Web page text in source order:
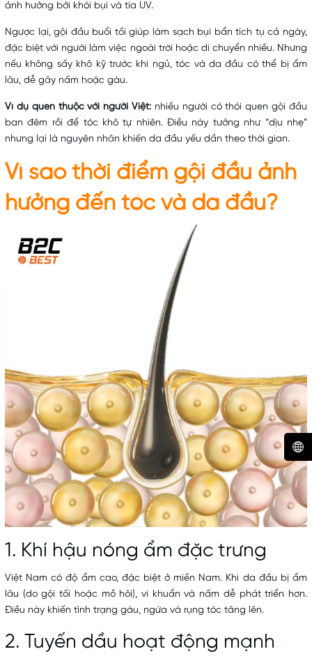
ảnh hưởng bởi khói bụi và tia UV.
Ngược lại, gội đầu buổi tối giúp làm sạch bụi bẩn tích tụ cả ngày,
đặc biệt với người làm việc ngoài trời hoặc di chuyển nhiều. Nhưng
nếu không sấy khô kỹ trước khi ngủ, tóc và da đầu có thể bị ẩm
lâu, dễ gây nấm hoặc gàu.
Ví dụ quen thuộc với người Việt: nhiều người có thói quen gội đầu
ban đêm rồi để tóc khô tự nhiên. Điều này tưởng như “dịu nhẹ”
nhưng lại là nguyên nhân khiến da đầu yếu dần theo thời gian.
Vì sao thời điểm gội đầu ảnh
hưởng đến tóc và da đầu?
1. Khí hậu nóng ẩm đặc trưng
Việt Nam có độ ẩm cao, đặc biệt ở miền Nam. Khi da đầu bị ẩm
lâu (do gội tối hoặc mồ hôi), vi khuẩn và nấm dễ phát triển hơn.
Điều này khiến tình trạng gàu, ngứa và rụng tóc tăng lên.
2. Tuyến dầu hoạt động mạnh